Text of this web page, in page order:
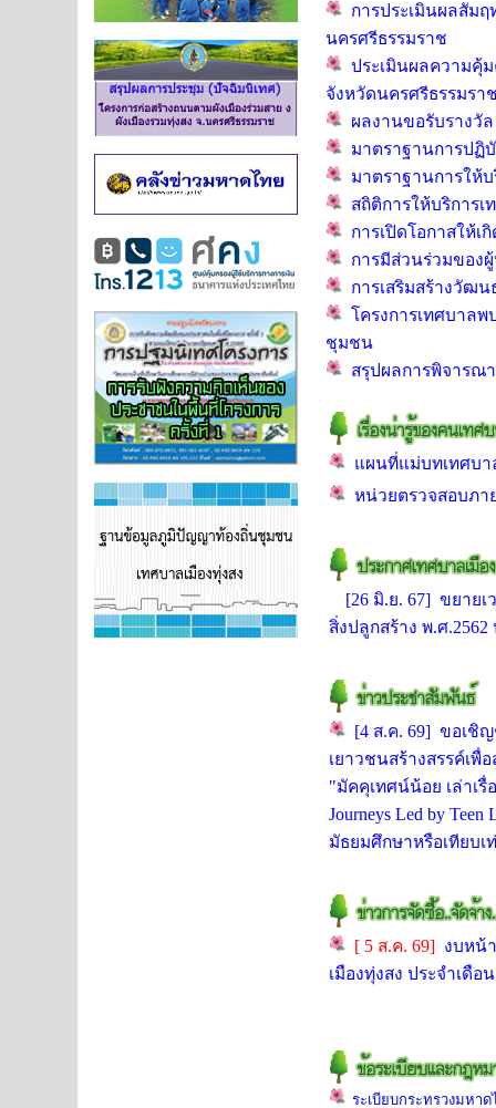
การประเมินผลสัม
นครศรีธรรมราช
ประเมินผลความคุ้
จังหวัดนครศรีธรรมรา
ผลงานขอรับรางวัล
มาตราฐานการปฏิ
มาตราฐานการให้บ
สถิติการให้บริการเ
การเปิดโอกาสให้เ
การมีส่วนร่วมของ
การเสริมสร้างวัฒน
โครงการเทศบาล
ชุมชน
สรุปผลการพิจารณ
แผนที่แม่บทเทศบา
หน่วยตรวจสอบภา
[26 มิ.ย. 67] ขยาย
สิ่งปลูกสร้าง พ.ศ.2562
[4 ส.ค. 69] ขอเชิญ
เยาวชนสร้างสรรค์เพื่
"มัคคุเทศน์น้อย เล่าเรื่
Journeys Led by
มัธยมศึกษาหรือเทียบเ
[ 5 ส.ค. 69] งบหน้
เมืองทุ่งสง ประจำเดือ
ระเบียบกระทรวงมหา